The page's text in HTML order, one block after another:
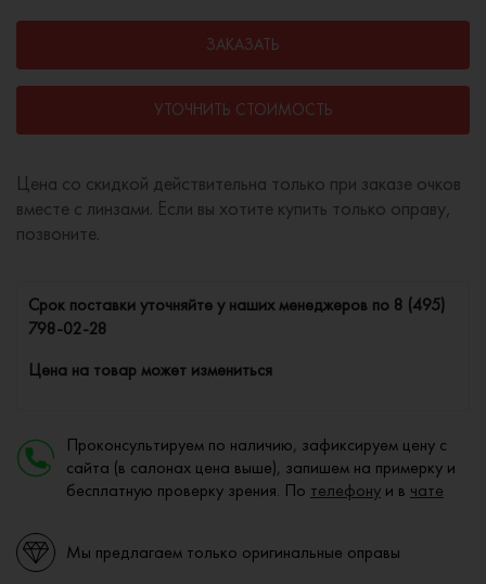
ЗАКАЗАТЬ
УТОЧНИТЬ СТОИМОСТЬ
Цена со скидкой действительна только при заказе очков
вместе с линзами. Если вы хотите купить только оправу,
позвоните.
Cрок поставки уточняйте у наших менеджеров по 8 (495)
798-02-28
Цена на товар может измениться
Проконсультируем по наличию, зафиксируем цену с
сайта (в салонах цена выше), запишем на примерку и
бесплатную проверку зрения. По телефону и в чате
Мы предлагаем только оригинальные оправы